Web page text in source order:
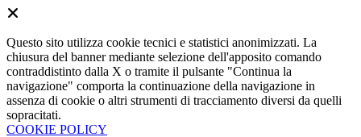
Questo sito utilizza cookie tecnici e statistici anonimizzati. La
chiusura del banner mediante selezione dell'apposito comando
contraddistinto dalla X o tramite il pulsante "Continua la
navigazione" comporta la continuazione della navigazione in
assenza di cookie o altri strumenti di tracciamento diversi da quelli
sopracitati.
COOKIE POLICY